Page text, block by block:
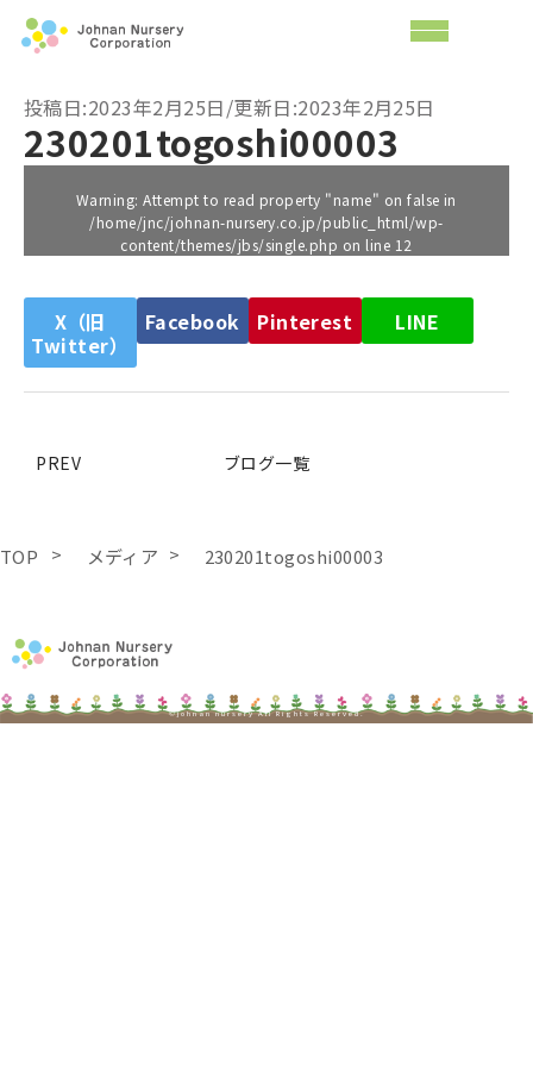
投稿日:2023年2月25日/更新日:2023年2月25日
230201togoshi00003
Warning: Attempt to read property "name" on false in
/home/jnc/johnan-nursery.co.jp/public_html/wp-
content/themes/jbs/single.php on line 12
X（旧
Twitter）
Facebook Pinterest LINE
PREV ブログ一覧
TOP メディア 230201togoshi00003
©johnan nursery All Rights Reserved.